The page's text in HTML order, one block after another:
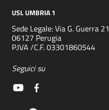
USL UMBRIA 1
Sede Legale: Via G. Guerra 21
06127 Perugia
P.IVA /C.F. 03301860544
Seguici su